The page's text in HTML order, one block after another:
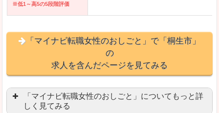
※低1～高5の5段階評価
「マイナビ転職女性のおしごと」で「桐生市」
の
求人を含んだページを見てみる
「マイナビ転職女性のおしごと」についてもっと詳
しく見てみる